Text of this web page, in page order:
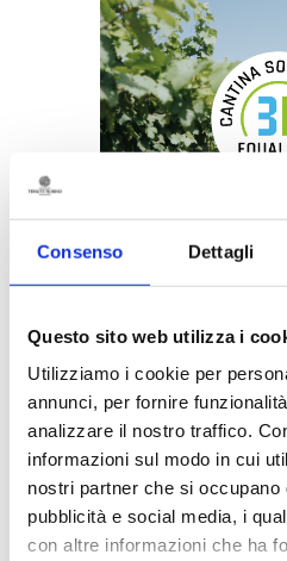
Consenso Dettagli
Questo sito web utilizza i
Utilizziamo i cookie per
annunci, per fornire
analizzare il nostro traffico.
informazioni sul modo in cui
nostri partner che si occupano
pubblicità e social media, i
con altre informazioni che ha
For the third
Tenute Rubino
Winery certified
> DISCOVER